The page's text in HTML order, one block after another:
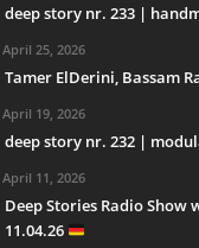
deep story nr. 233 |
April 25, 2026
Tamer ElDerini, Bassam
April 19, 2026
deep story nr. 232 |
April 11, 2026
Deep Stories Radio Show
11.04.26